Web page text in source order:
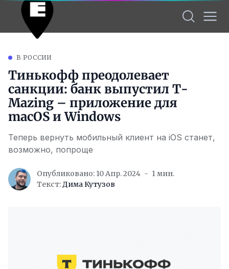
В РОССИИ
Тинькофф преодолевает
санкции: банк выпустил Т-
Mazing – приложение для
macOS и Windows
Теперь вернуть мобильный клиент на iOS станет,
возможно, попроще
Опубликовано: 10 Апр. 2024
1 мин.
Текст:Дима Кутузов